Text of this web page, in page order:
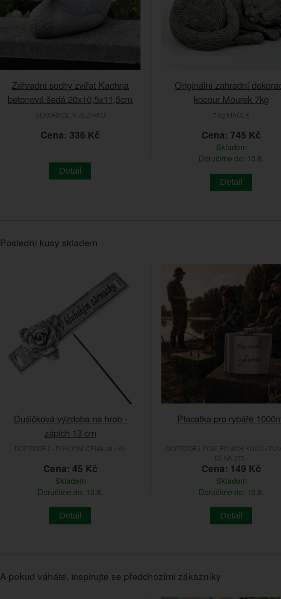
Zahradní sochy zvířat Kachna
betonová šedá 20x10,5x11,5cm
DEKORACE K JEZÍRKU
Cena: 336 Kč
Detail
Originální zahradní
kocour Mourek 7kg
7 kg MACEK
Cena: 745 Kč
Skladem
Doručíme do: 10.8.
Detail
Poslední kusy skladem
Dušičková výzdoba na hrob -
zápich 13 cm
DOPRODEJ - PŮVODNÍ CENA 88.- Kč
Cena: 45 Kč
Skladem
Doručíme do: 10.8.
Detail
Placatka pro rybáře
DOPRODEJ POSLEDNÍCH KUSŮ -
CENA 275.-
Cena: 149 Kč
Skladem
Doručíme do: 10.8.
Detail
A pokud váháte, inspirujte se předchozími zákazníky